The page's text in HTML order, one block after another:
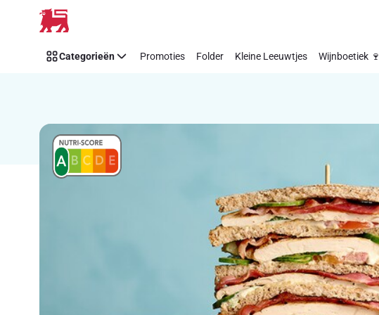
Overslaan
Categorieën Promoties Folder Kleine Leeuwtjes Wijnboetiek 🍷